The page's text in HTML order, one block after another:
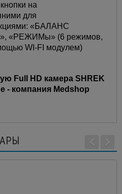
на
для
«БАЛАНС
«РЕЖИМы» (6 режимов,
WI-FI модулем)
Full HD камера SHREK
- компания Medshop